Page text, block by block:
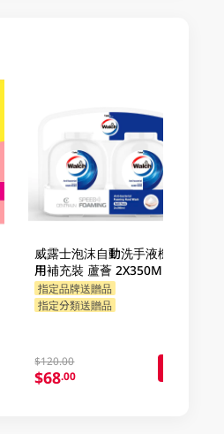
威露士泡沫自動洗手液機專
用補充裝 蘆薈 2X350ML
指定品牌送贈品
指定分類送贈品
$120.00
$68.00